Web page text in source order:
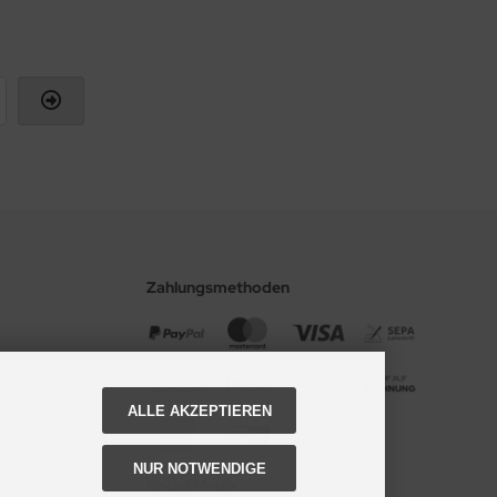
Zahlungsmethoden
ALLE AKZEPTIEREN
NUR NOTWENDIGE